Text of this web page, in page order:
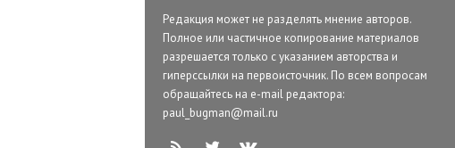
Редакция может не разделять мнение авторов.
Полное или частичное копирование материалов
разрешается только с указанием авторства и
гиперссылки на первоисточник. По всем вопросам
обращайтесь на e-mail редактора:
paul_bugman@mail.ru